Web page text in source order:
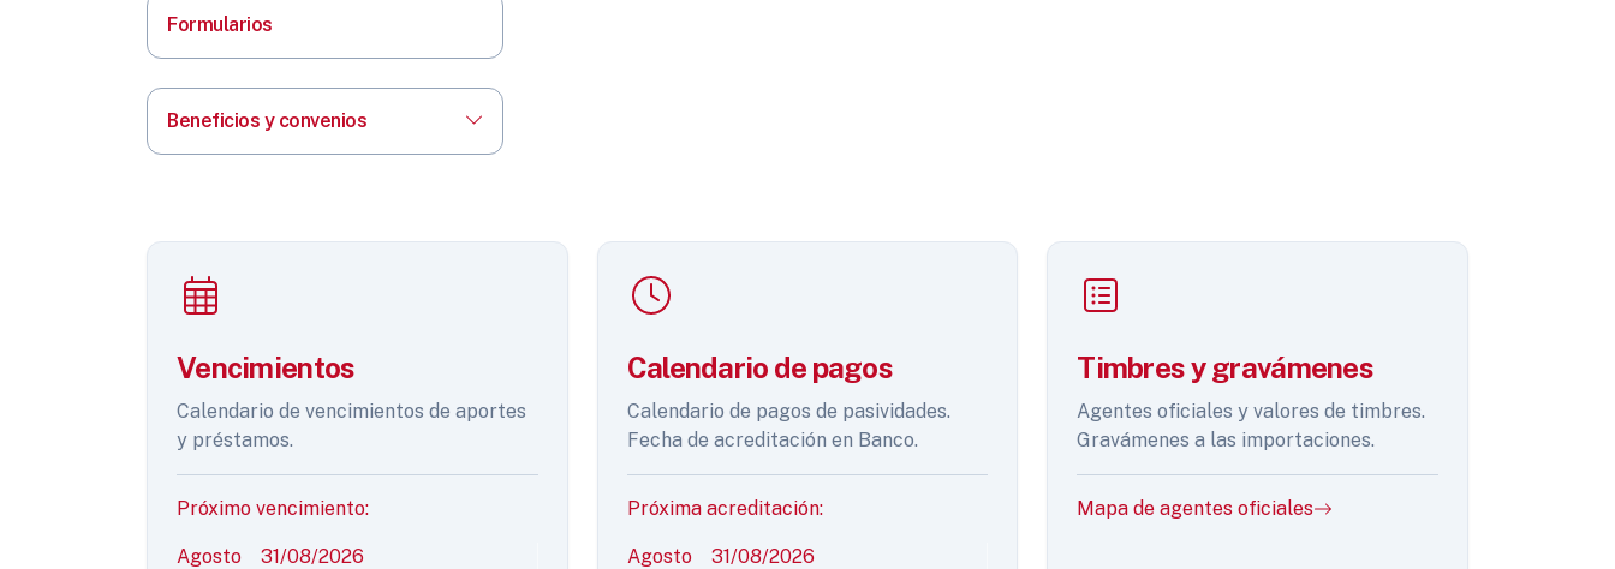
Formularios
Beneficios y convenios
Vencimientos
Calendario de vencimientos de aportes
y préstamos.
Próximo vencimiento:
Agosto 31/08/2026
Calendario de pagos
Calendario de pagos de pasividades.
Fecha de acreditación en Banco.
Próxima acreditación:
Agosto 31/08/2026
Timbres y gravámenes
Agentes oficiales y valores de timbres.
Gravámenes a las importaciones.
Mapa de agentes oficiales